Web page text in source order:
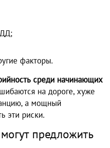
факторы.
среди начинающих
на дороге, хуже
а мощный
эти риски.
предложить